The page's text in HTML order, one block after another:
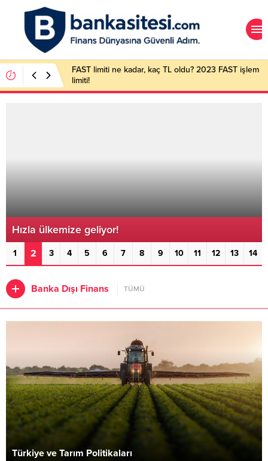
FAST limiti ne kadar, kaç TL oldu? 2023 FAST işlem
limiti!
Hızla ülkemize geliyor!
1 2 3 4 5 6 7 8 9 10 11 12 13 14
Banka Dışı Finans TÜMÜ
Türkiye ve Tarım Politikaları